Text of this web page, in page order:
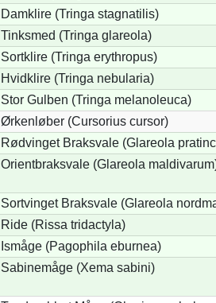
Damklire (Tringa stagnatilis)
Tinksmed (Tringa glareola)
Sortklire (Tringa erythropus)
Hvidklire (Tringa nebularia)
Stor Gulben (Tringa melanoleuca)
Ørkenløber (Cursorius cursor)
Rødvinget Braksvale (Glareola
Orientbraksvale (Glareola
Sortvinget Braksvale (Glareola
Ride (Rissa tridactyla)
Ismåge (Pagophila eburnea)
Sabinemåge (Xema sabini)